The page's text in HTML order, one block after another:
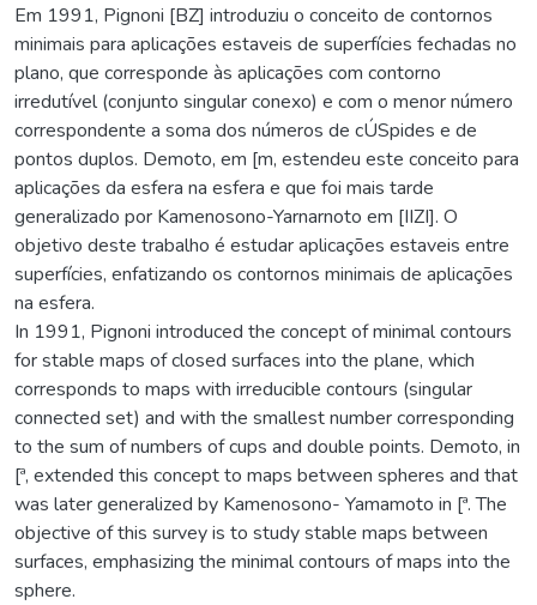
Em 1991, Pignoni [BZ] introduziu o conceito de contornos
minimais para aplicações estaveis de superfícies fechadas no
plano, que corresponde às aplicações com contorno
irredutível (conjunto singular conexo) e com o menor número
correspondente a soma dos números de cÚSpides e de
pontos duplos. Demoto, em [m, estendeu este conceito para
aplicações da esfera na esfera e que foi mais tarde
generalizado por Kamenosono-Yarnarnoto em [IIZI]. O
objetivo deste trabalho é estudar aplicações estaveis entre
superfícies, enfatizando os contornos minimais de aplicações
na esfera.
In 1991, Pignoni introduced the concept of minimal contours
for stable maps of closed surfaces into the plane, which
corresponds to maps with irreducible contours (singular
connected set) and with the smallest number corresponding
to the sum of numbers of cups and double points. Demoto, in
[ª, extended this concept to maps between spheres and that
was later generalized by Kamenosono- Yamamoto in [ª. The
objective of this survey is to study stable maps between
surfaces, emphasizing the minimal contours of maps into the
sphere.